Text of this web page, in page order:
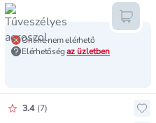
Online nem elérhető
Elérhetőségaz üzletben
Értékelés pontszáma:
3.4 (7)